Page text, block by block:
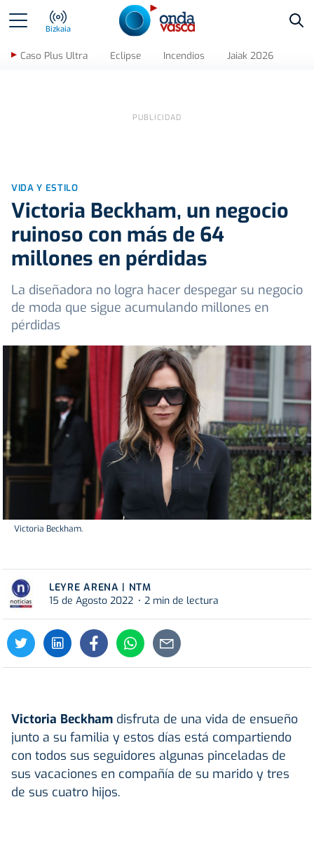
Bizkaia
Caso Plus Ultra Eclipse Incendios Jaiak 2026
VIDA Y ESTILO
Victoria Beckham, un negocio
ruinoso con más de 64
millones en pérdidas
La diseñadora no logra hacer despegar su negocio
de moda que sigue acumulando millones en
pérdidas
Victoria Beckham.
LEYRE ARENA | NTM
15 de Agosto 2022
2 min de lectura
Victoria Beckham disfruta de una vida de ensueño
junto a su familia y estos días está compartiendo
con todos sus seguidores algunas pinceladas de
sus vacaciones en compañía de su marido y tres
de sus cuatro hijos.